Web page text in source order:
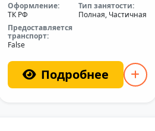
Оформление:
ТК РФ
Тип занятости:
Полная, Частичная
Предоставляется
транспорт:
False
Подробнее